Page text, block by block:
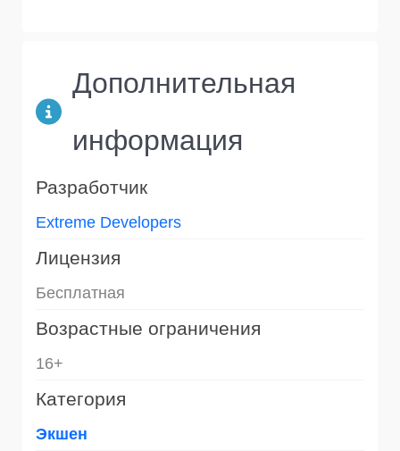
Дополнительная
информация
Разработчик
Extreme Developers
Лицензия
Бесплатная
Возрастные ограничения
16+
Категория
Экшен